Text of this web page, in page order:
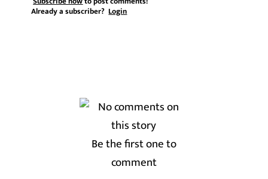
Already a subscriber?Login
Be the first one to
comment